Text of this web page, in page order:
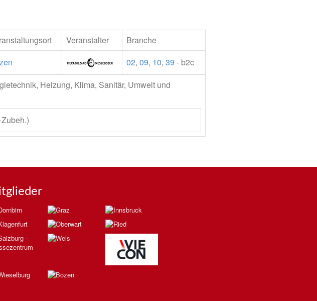
Veranstalter
Branche
02, 09, 10, 39 - b2c
Heizung, Klima, Sanitär, Umwelt und